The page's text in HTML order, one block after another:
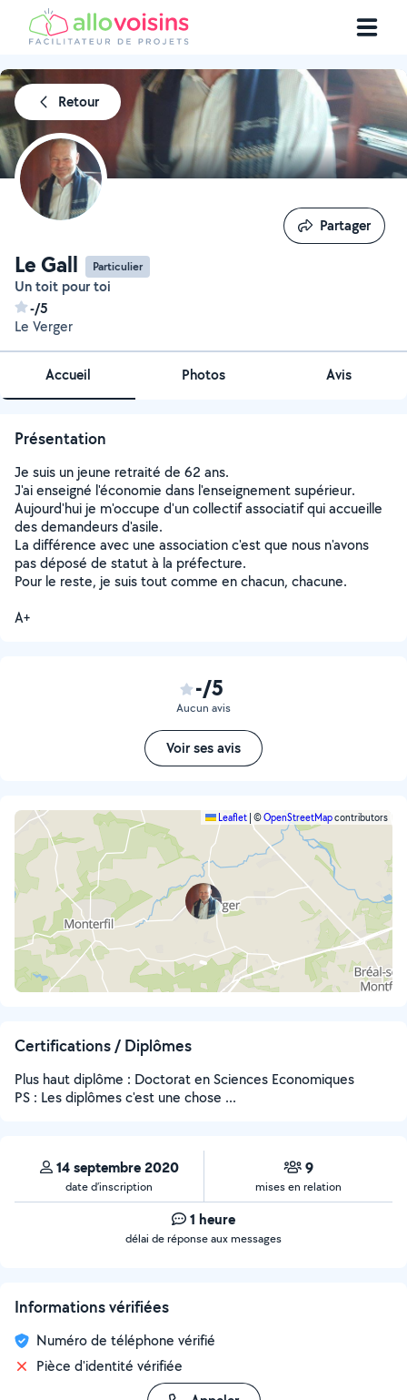
Retour
Le Gall Particulier
Un toit pour toi
-/5
Le Verger
Partager
Partager
Accueil Photos Avis
Présentation
Je suis un jeune retraité de 62 ans.
J'ai enseigné l'économie dans l'enseignement supérieur.
Aujourd'hui je m'occupe d'un collectif associatif qui accueille
des demandeurs d'asile.
La différence avec une association c'est que nous n'avons
pas déposé de statut à la préfecture.
Pour le reste, je suis tout comme en chacun, chacune.
A+
-/5
Aucun avis
Voir ses avis
Leaflet ©OpenStreetMapcontributors
Certifications / Diplômes
Plus haut diplôme : Doctorat en Sciences Economiques
PS : Les diplômes c'est une chose ...
14 septembre 2020
date d’inscription
9
mises en relation
1 heure
délai de réponse aux messages
Informations vérifiées
Numéro de téléphone vérifié
Pièce d'identité vérifiée